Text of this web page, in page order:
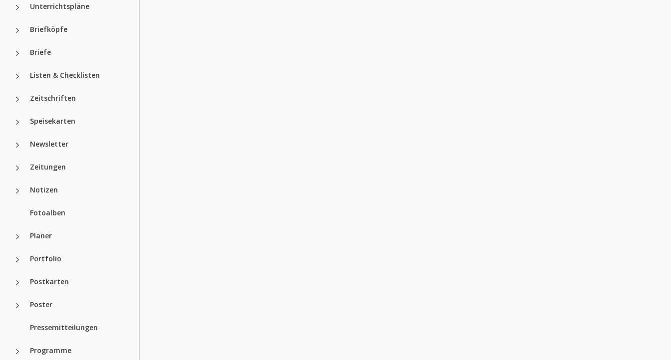
Unterrichtspläne
Briefköpfe
Briefe
Listen & Checklisten
Zeitschriften
Speisekarten
Newsletter
Zeitungen
Notizen
Fotoalben
Planer
Portfolio
Postkarten
Poster
Pressemitteilungen
Programme